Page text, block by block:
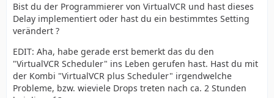
Bist du der Programmierer von VirtualVCR und hast dieses
Delay implementiert oder hast du ein bestimmtes Setting
verändert ?
EDIT: Aha, habe gerade erst bemerkt das du den
"VirtualVCR Scheduler" ins Leben gerufen hast. Hast du mit
der Kombi "VirtualVCR plus Scheduler" irgendwelche
Probleme, bzw. wieviele Drops treten nach ca. 2 Stunden